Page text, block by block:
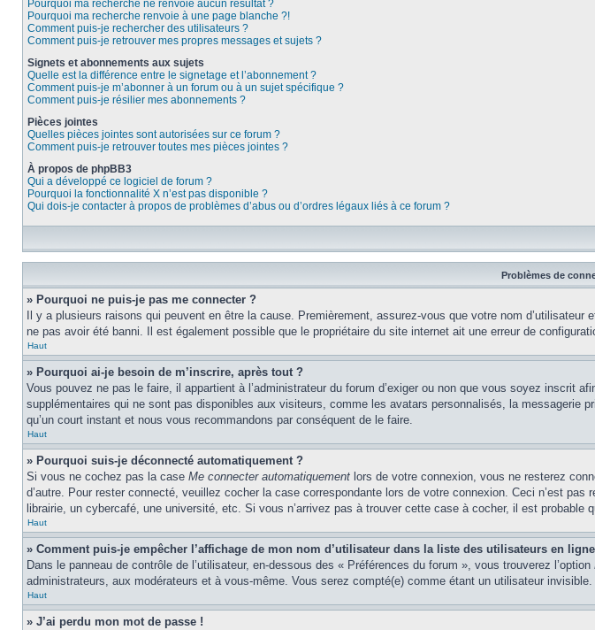
Pourquoi ma recherche ne renvoie aucun résultat ?
Pourquoi ma recherche renvoie à une page blanche ?!
Comment puis-je rechercher des utilisateurs ?
Comment puis-je retrouver mes propres messages et sujets ?
Signets et abonnements aux sujets
Quelle est la différence entre le signetage et l’abonnement ?
Comment puis-je m’abonner à un forum ou à un sujet spécifique ?
Comment puis-je résilier mes abonnements ?
Pièces jointes
Quelles pièces jointes sont autorisées sur ce forum ?
Comment puis-je retrouver toutes mes pièces jointes ?
À propos de phpBB3
Qui a développé ce logiciel de forum ?
Pourquoi la fonctionnalité X n’est pas disponible ?
Qui dois-je contacter à propos de problèmes d’abus ou d’ordres légaux liés à ce forum ?
Problèmes de
» Pourquoi ne puis-je pas me connecter ?
Il y a plusieurs raisons qui peuvent en être la cause. Premièrement, assurez-vous que votre nom
ne pas avoir été banni. Il est également possible que le propriétaire du site internet ait une erreur de
Haut
» Pourquoi ai-je besoin de m’inscrire, après tout ?
Vous pouvez ne pas le faire, il appartient à l’administrateur du forum d’exiger ou non que vous soyez inscrit
supplémentaires qui ne sont pas disponibles aux visiteurs, comme les avatars personnalisés, la messagerie
qu’un court instant et nous vous recommandons par conséquent de le faire.
Haut
» Pourquoi suis-je déconnecté automatiquement ?
Si vous ne cochez pas la case Me connecter automatiquement lors de votre connexion, vous ne resterez
d’autre. Pour rester connecté, veuillez cocher la case correspondante lors de votre connexion. Ceci n’est
librairie, un cybercafé, une université, etc. Si vous n’arrivez pas à trouver cette case à cocher, il est probable
Haut
» Comment puis-je empêcher l’affichage de mon nom d’utilisateur dans la liste des utilisateurs en
Dans le panneau de contrôle de l’utilisateur, en-dessous des « Préférences du forum », vous trouverez l’option
administrateurs, aux modérateurs et à vous-même. Vous serez compté(e) comme étant un utilisateur invisible.
Haut
» J’ai perdu mon mot de passe !